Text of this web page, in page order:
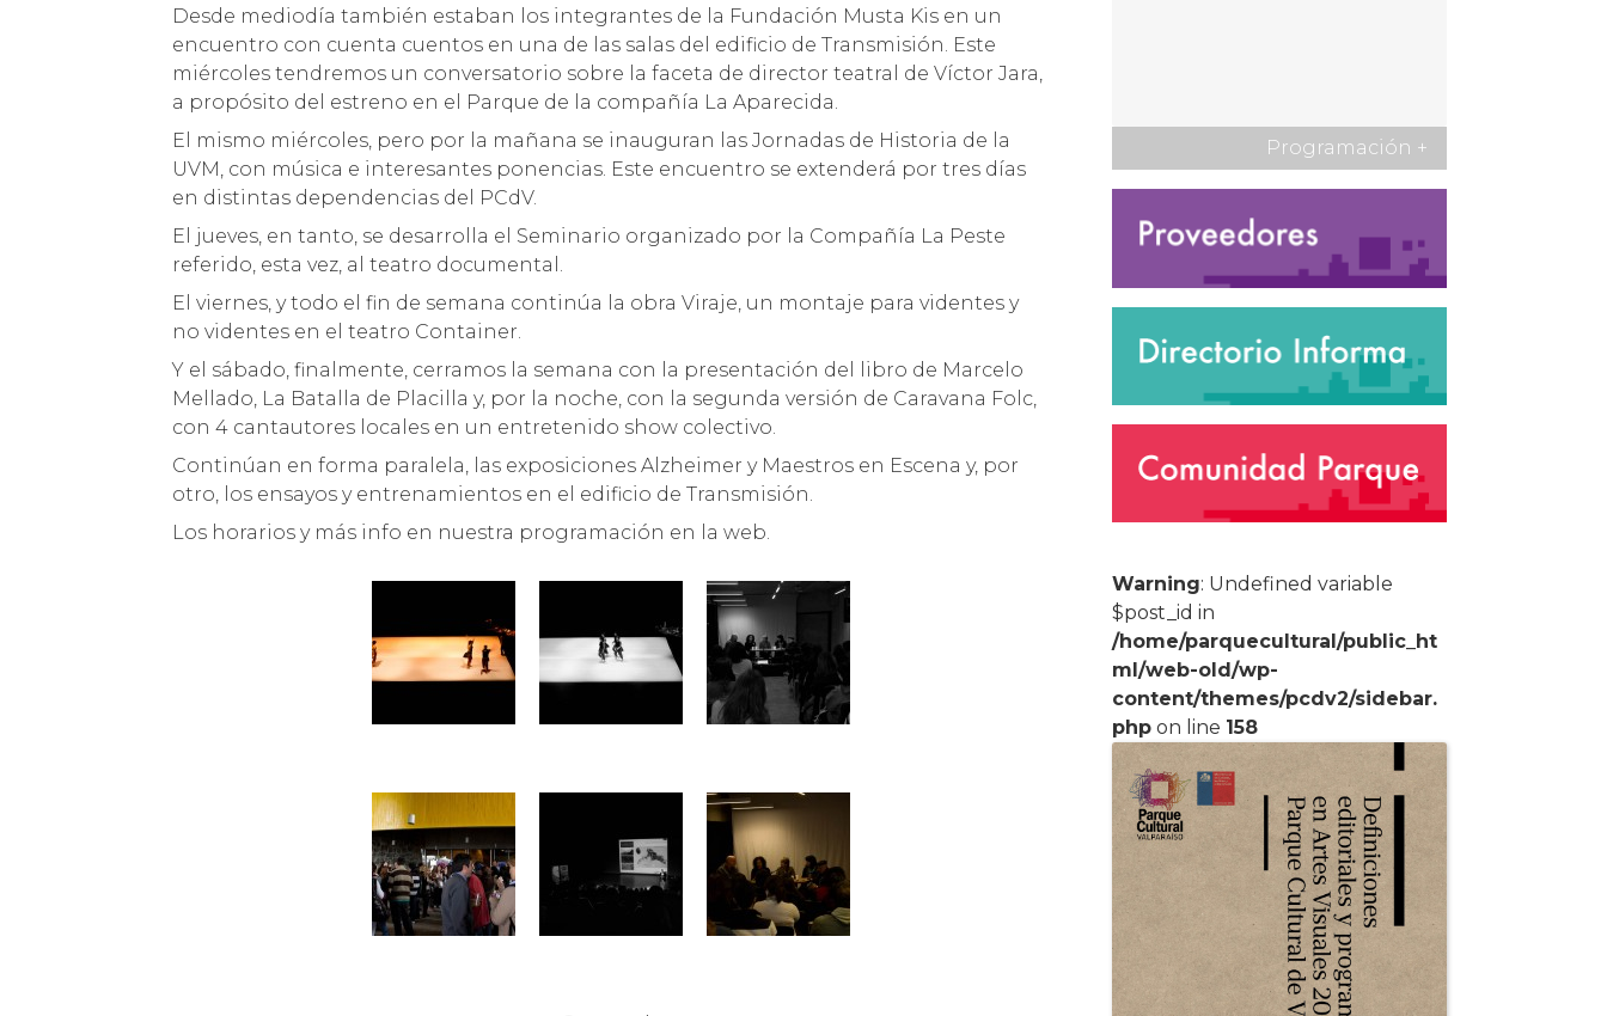
Desde mediodía también estaban los integrantes de la Fundación Musta Kis en un
encuentro con cuenta cuentos en una de las salas del edificio de Transmisión. Este
miércoles tendremos un conversatorio sobre la faceta de director teatral de Víctor Jara,
a propósito del estreno en el Parque de la compañía La Aparecida.
El mismo miércoles, pero por la mañana se inauguran las Jornadas de Historia de la
UVM, con música e interesantes ponencias. Este encuentro se extenderá por tres días
en distintas dependencias del PCdV.
El jueves, en tanto, se desarrolla el Seminario organizado por la Compañía La Peste
referido, esta vez, al teatro documental.
El viernes, y todo el fin de semana continúa la obra Viraje, un montaje para videntes y
no videntes en el teatro Container.
Y el sábado, finalmente, cerramos la semana con la presentación del libro de Marcelo
Mellado, La Batalla de Placilla y, por la noche, con la segunda versión de Caravana Folc,
con 4 cantautores locales en un entretenido show colectivo.
Continúan en forma paralela, las exposiciones Alzheimer y Maestros en Escena y, por
otro, los ensayos y entrenamientos en el edificio de Transmisión.
Los horarios y más info en nuestra programación en la web.
Programación +
Warning: Undefined variable
$post_id in
/home/parquecultural/public_ht
ml/web-old/wp-
content/themes/pcdv2/sidebar.
php on line 158